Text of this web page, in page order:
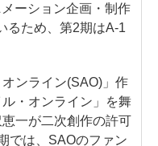
ーション企画・制作
るため、第2期はA-1
ンライン(SAO)」作
・オンライン」を舞
一が二次創作の許可
では、SAOのファン